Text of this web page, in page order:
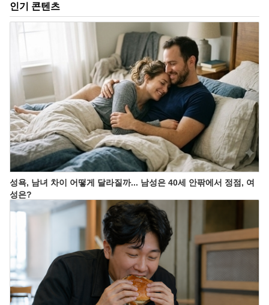
인기 콘텐츠
성욕, 남녀 차이 어떻게 달라질까... 남성은 40세 안팎에서 정점, 여
성은?